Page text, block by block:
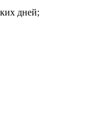
дней;